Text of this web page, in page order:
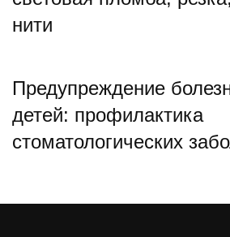
нити
Предупреждение
детей: профилактика
стоматологических